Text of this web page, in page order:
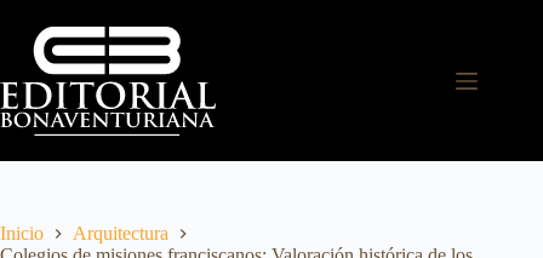
Inicio
Arquitectura